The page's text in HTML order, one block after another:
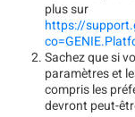
plus sur
https://
Sachez que si
paramètres et
compris les
devront peut-